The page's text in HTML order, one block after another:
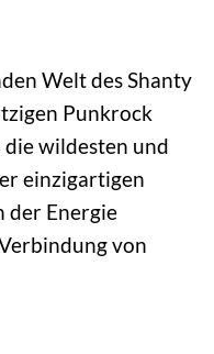
Welt des Shanty
Punkrock
wildesten und
einzigartigen
der Energie
von